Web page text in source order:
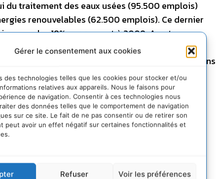
Gérer le consentement aux cookies
des technologies telles que les cookies pour stocker et/ou
relatives aux appareils. Nous le faisons pour
de navigation. Consentir à ces technologies nous
des données telles que le comportement de navigation
sur ce site. Le fait de ne pas consentir ou de retirer son
peut avoir un effet négatif sur certaines fonctionnalités et
Refuser Voir les préférences
traitement des eaux usées (95.500 emplois)
renouvelables (62.500 emplois). Ce dernier
de +19% par rapport à 2009. A noter
22.500 emplois en 2010 (+22% par rapport en
mondiales
Le marché mondial des biens
le PNUE en 2007 à 1.400 milliards d’euros,
d’euros. Les entreprises françaises
quatrième place des exportateurs mondiaux